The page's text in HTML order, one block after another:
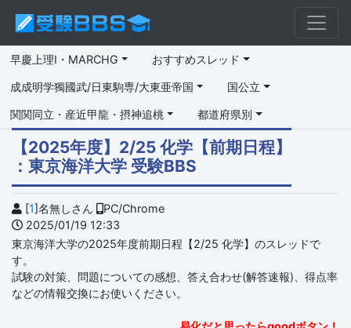
早慶上理I・MARCHG おすすめスレッド
成成明学獨國武/日東駒専/大東亜帝国 国公立
関関同立・産近甲龍・摂神追桃 都道府県別
【2025年度】2/25 化学【前期日程】
：東京海洋大学 受験BBS
[1]名無しさん
PC/Chrome
2025/01/19 12:33
東京海洋大学の2025年度前期日程【2/25 化学】のスレッドで
す。
試験の対策、問題についての感想、答え合わせ(解答速報)、得点率
などの情報交換にお使いください。